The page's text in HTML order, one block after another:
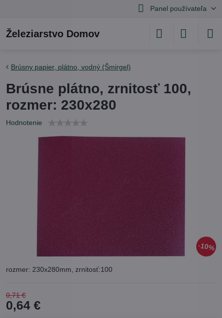
Panel používateľa
Železiarstvo Domov
10%
Brúsny papier, plátno, vodný (Šmirgel)
Brúsne plátno, zrnitosť 100,
rozmer: 230x280
Hodnotenie
rozmer: 230x280mm, zrnitosť:100
0,71 €
0,64 €